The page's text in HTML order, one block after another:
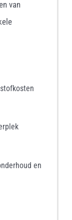
van
en